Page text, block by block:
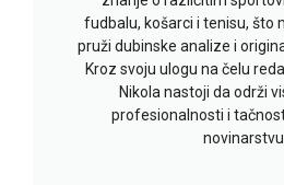
fudbalu, košarci i tenisu, što
pruži dubinske analize i
Kroz svoju ulogu na čelu
Nikola nastoji da održi
profesionalnosti i
novinarstvu.